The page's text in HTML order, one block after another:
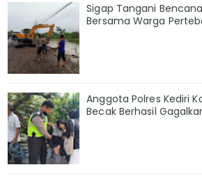
Sigap Tangani
Bersama Warga
Anggota Polres Kediri
Becak Berhasil